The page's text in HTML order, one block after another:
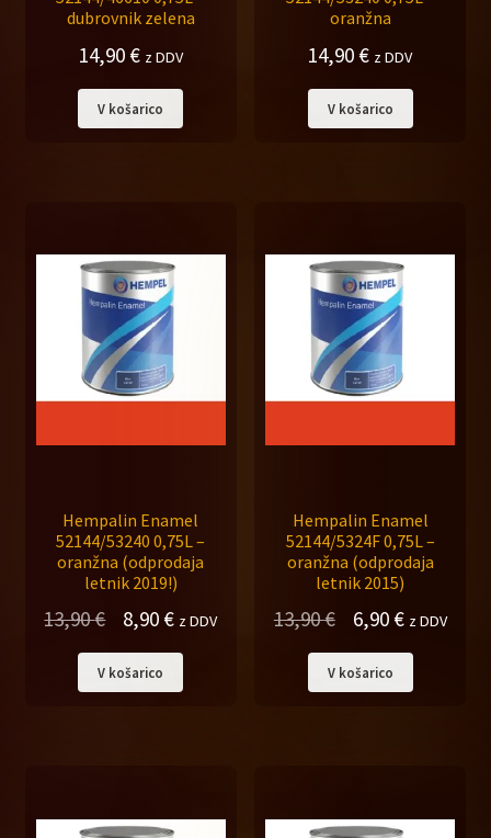
dubrovnik zelena
14,90€ z DDV
V košarico
oranžna
14,90 € z DDV
V košarico
Hempalin Enamel
52144/53240 0,75L –
oranžna (odprodaja
letnik 2019!)
13,90€
Izvirna
cena
je
8,90 €Trenutna
cena
je:
z DDV
V košarico
Hempalin Enamel
52144/5324F 0,75L –
oranžna (odprodaja
letnik 2015)
13,90€
Izvirna
cena
je
6,90 €Trenutna
cena
je:
z DDV
V košarico